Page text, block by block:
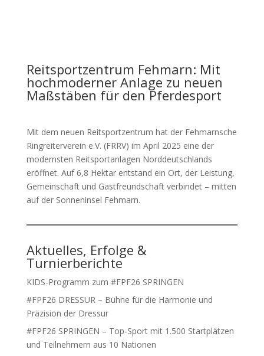
Reitsportzentrum Fehmarn: Mit
hochmoderner Anlage zu neuen
Maßstäben für den Pferdesport
Mit dem neuen Reitsportzentrum hat der Fehmarnsche
Ringreiterverein e.V. (FRRV) im April 2025 eine der
modernsten Reitsportanlagen Norddeutschlands
eröffnet. Auf 6,8 Hektar entstand ein Ort, der Leistung,
Gemeinschaft und Gastfreundschaft verbindet – mitten
auf der Sonneninsel Fehmarn.
Aktuelles, Erfolge &
Turnierberichte
KIDS-Programm zum #FPF26 SPRINGEN
#FPF26 DRESSUR – Bühne für die Harmonie und
Präzision der Dressur
#FPF26 SPRINGEN – Top-Sport mit 1.500 Startplätzen
und Teilnehmern aus 10 Nationen